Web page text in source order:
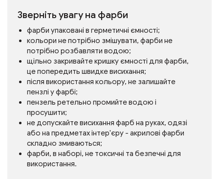
Зверніть увагу на фарби
фарби упаковані в герметичні ємності;
кольори не потрібно змішувати, фарби не
потрібно розбавляти водою;
щільно закривайте кришку ємності для фарби,
це попередить швидке висихання;
після використання кольору, не залишайте
пензлі у фарбі;
пензель ретельно промийте водою і
просушити;
не допускайте висихання фарб на руках, одязі
або на предметах інтер'єру - акрилові фарби
складно змиваються;
фарби, в наборі, не токсичні та безпечні для
використання.